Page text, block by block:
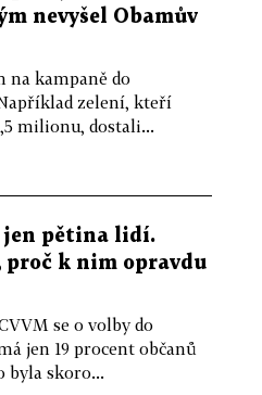
nevyšel Obamův
na kampaně do
zelení, kteří
milionu, dostali...
jen pětina lidí.
proč k nim opravdu
se o volby do
jen 19 procent občanů
byla skoro...